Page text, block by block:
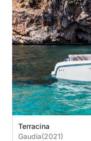
Terracina
Gaudia(2021)